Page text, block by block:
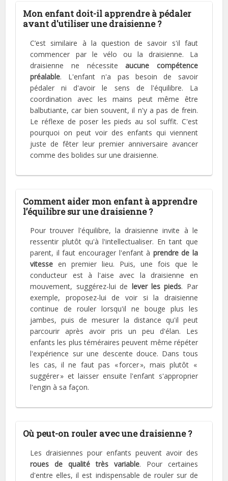
Mon enfant doit-il apprendre à pédaler
avant d'utiliser une draisienne ?
C’est similaire à la question de savoir s'il faut
commencer par le vélo ou la draisienne. La
draisienne ne nécessiteaucune compétence
préalable. L'enfant n'a pas besoin de savoir
pédaler ni d'avoir le sens de l'équilibre. La
coordination avec les mains peut même être
balbutiante, car bien souvent, il n'y a pas de frein.
Le réflexe de poser les pieds au sol suffit. C'est
pourquoi on peut voir des enfants qui viennent
juste de fêter leur premier anniversaire avancer
comme des bolides sur une draisienne.
Comment aider mon enfant à apprendre
l’équilibre sur une draisienne ?
Pour trouver l'équilibre, la draisienne invite à le
ressentir plutôt qu'à l'intellectualiser. En tant que
parent, il faut encourager l'enfant à prendre de la
vitesse en premier lieu. Puis, une fois que le
conducteur est à l'aise avec la draisienne en
mouvement, suggérez-lui de lever les pieds. Par
exemple, proposez-lui de voir si la draisienne
continue de rouler lorsqu'il ne bouge plus les
jambes, puis de mesurer la distance qu'il peut
parcourir après avoir pris un peu d'élan. Les
enfants les plus téméraires peuvent même répéter
l'expérience sur une descente douce. Dans tous
les cas, il ne faut pas « forcer », mais plutôt «
suggérer » et laisser ensuite l'enfant s'approprier
l'engin à sa façon.
Où peut-on rouler avec une draisienne ?
Les draisiennes pour enfants peuvent avoir des
roues de qualité très variable. Pour certaines
d'entre elles, il est indispensable de rouler sur de